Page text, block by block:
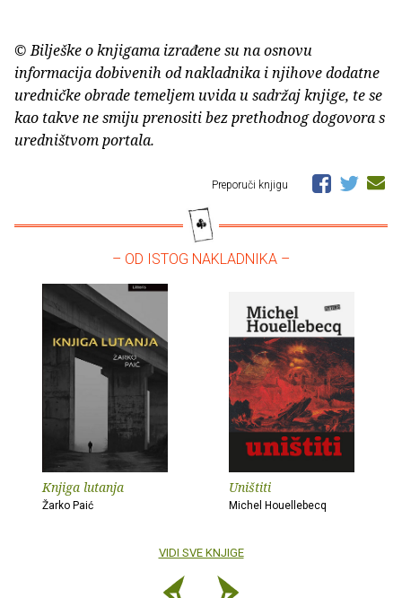
© Bilješke o knjigama izrađene su na osnovu
informacija dobivenih od nakladnika i njihove dodatne
uredničke obrade temeljem uvida u sadržaj knjige, te se
kao takve ne smiju prenositi bez prethodnog dogovora s
uredništvom portala.
Preporuči knjigu
– OD ISTOG NAKLADNIKA –
Knjiga lutanja
Žarko Paić
Uništiti
Michel Houellebecq
VIDI SVE KNJIGE